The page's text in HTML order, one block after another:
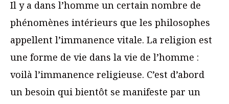
Il y a dans l’homme un certain nombre de
phénomènes intérieurs que les philosophes
appellent l’immanence vitale. La religion est
une forme de vie dans la vie de l’homme :
voilà l’immanence religieuse. C’est d’abord
un besoin qui bientôt se manifeste par un